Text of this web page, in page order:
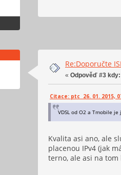
Re:Doporučte
« Odpověď #3 kdy:
Citace: ptc 26. 01. 2015,
VDSL od O2 a Tmobile
Kvalita asi ano, ale
placenou IPv4 (jak
terno, ale asi na